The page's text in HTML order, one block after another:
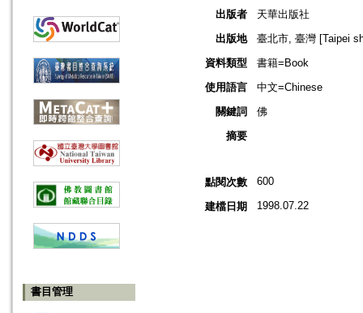
書目管理
出版者
天華出版社
出版地
臺北市, 臺灣 [Taipei
資料類型
書籍=Book
使用語言
中文=Chinese
關鍵詞
佛
摘要
點閱次數 600
建檔日期 1998.07.22